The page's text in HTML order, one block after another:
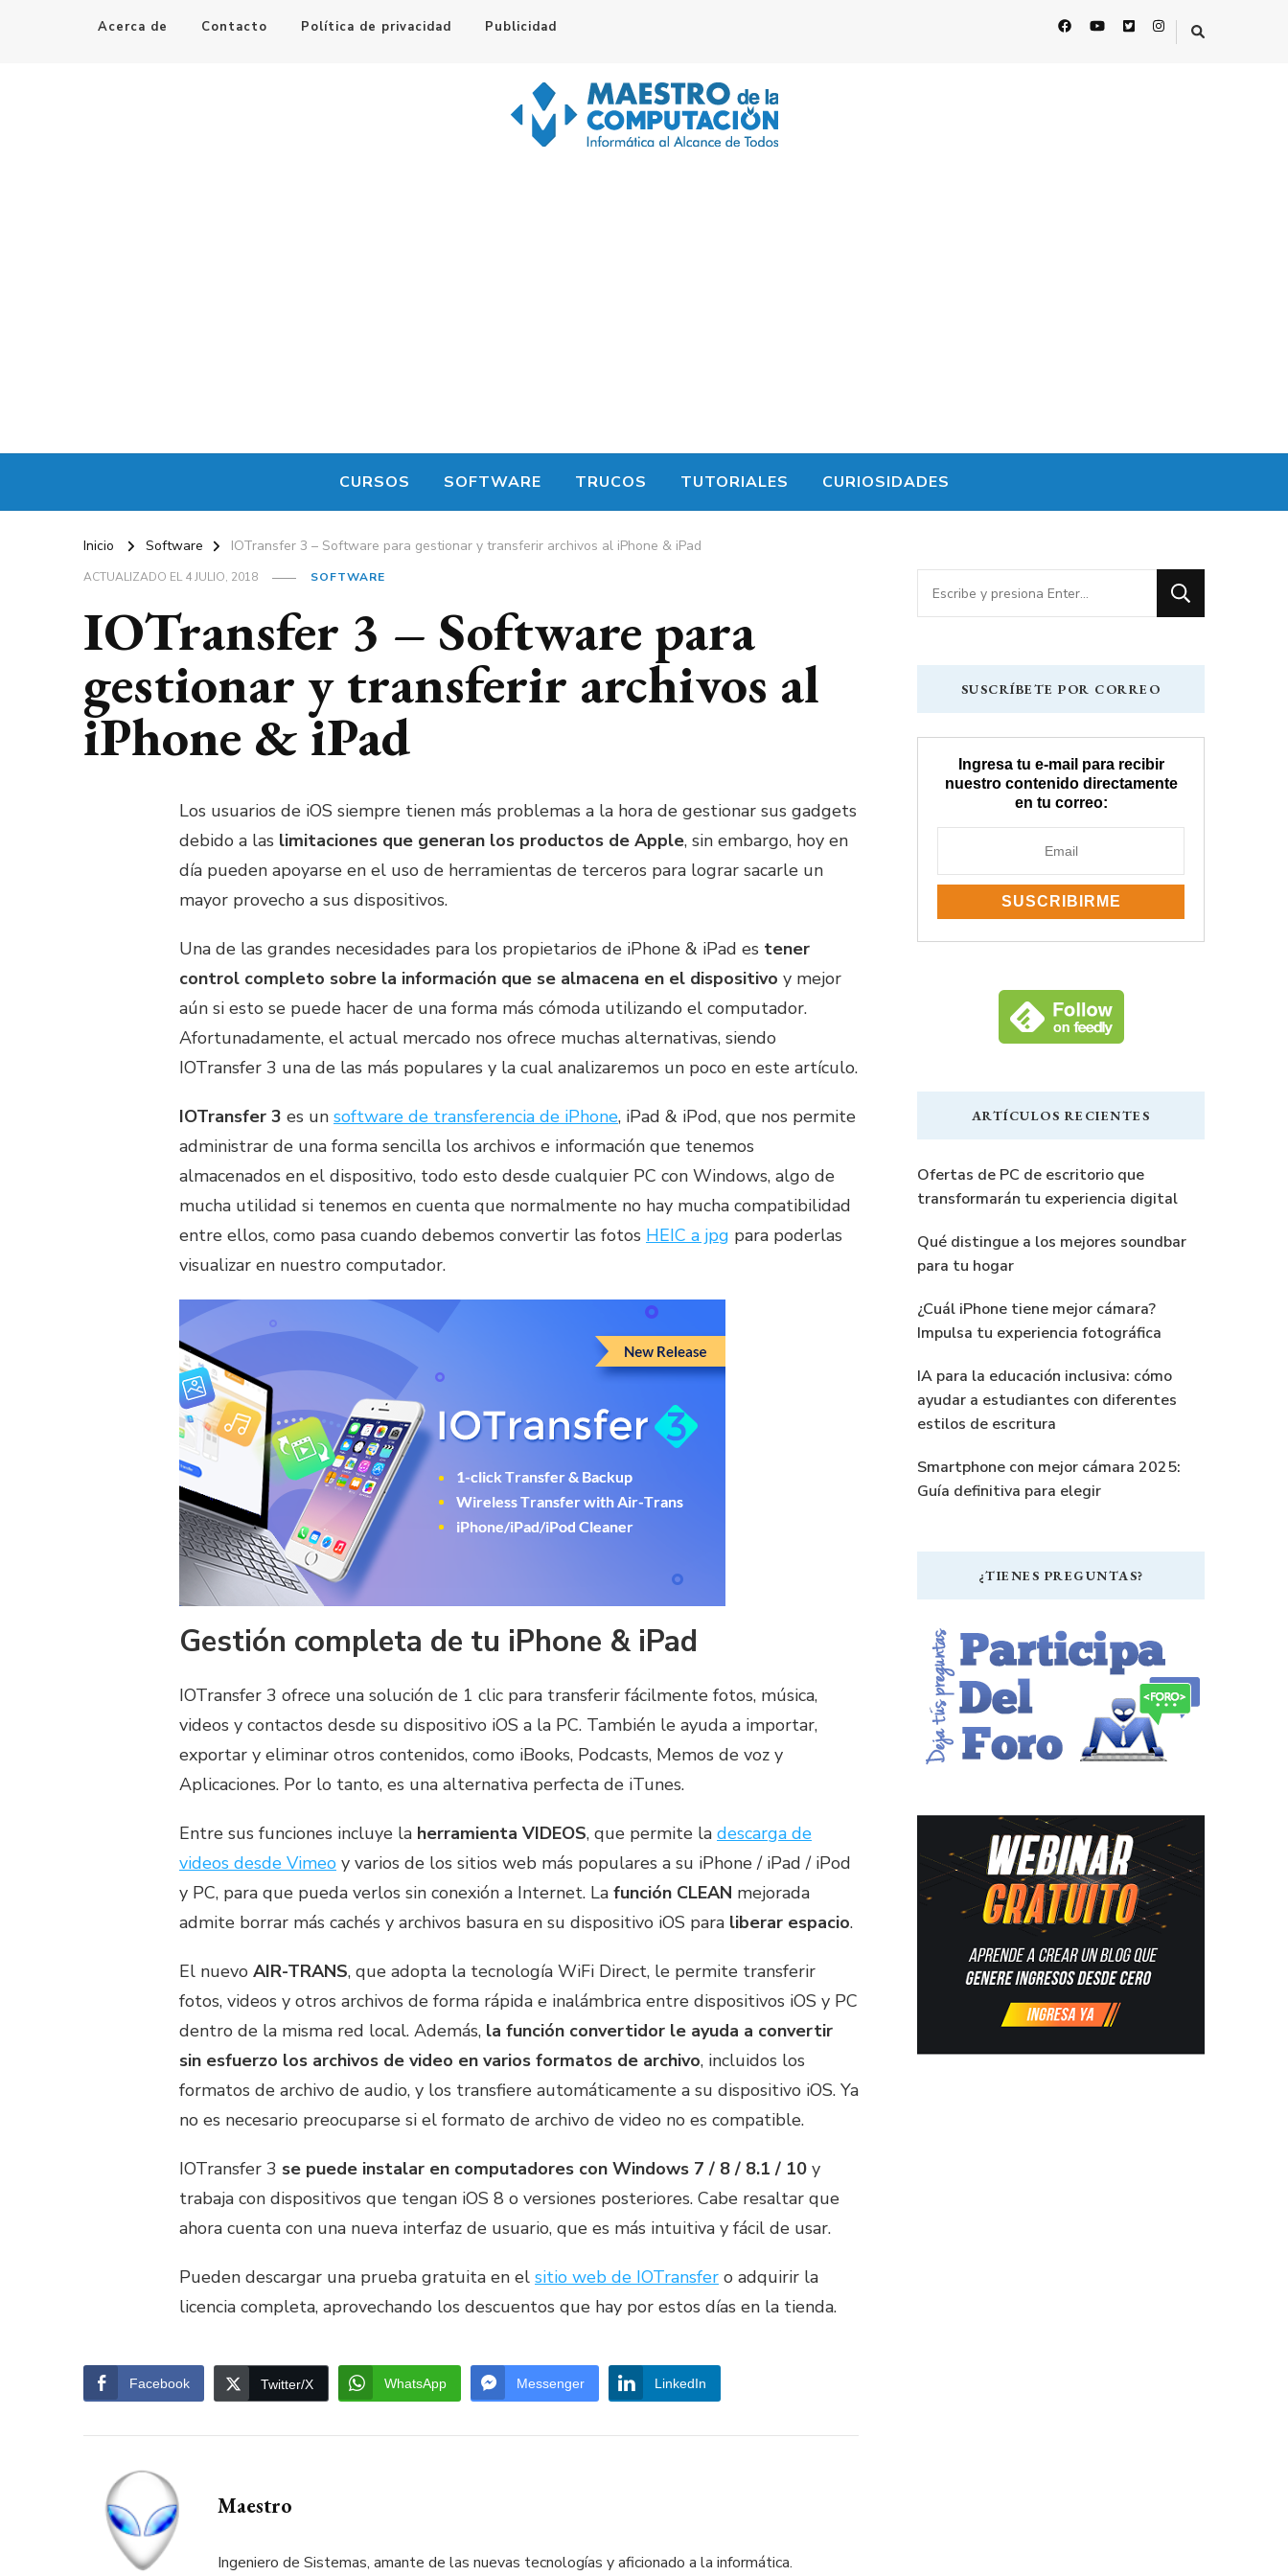
Acerca de Contacto Política de privacidad Publicidad
CURSOS SOFTWARE TRUCOS TUTORIALES CURIOSIDADES
Inicio Software IOTransfer 3 – Software para gestionar y transferir archivos al iPhone & iPad
ACTUALIZADO EL4 JULIO, 2018 SOFTWARE
IOTransfer 3 – Software para
gestionar y transferir archivos al
iPhone & iPad
Los usuarios de iOS siempre tienen más problemas a la hora de gestionar sus gadgets
debido a las limitaciones que generan los productos de Apple, sin embargo, hoy en
día pueden apoyarse en el uso de herramientas de terceros para lograr sacarle un
mayor provecho a sus dispositivos.
Una de las grandes necesidades para los propietarios de iPhone & iPad es tener
control completo sobre la información que se almacena en el dispositivo y mejor
aún si esto se puede hacer de una forma más cómoda utilizando el computador.
Afortunadamente, el actual mercado nos ofrece muchas alternativas, siendo
IOTransfer 3 una de las más populares y la cual analizaremos un poco en este artículo.
IOTransfer 3 es un software de transferencia de iPhone, iPad & iPod, que nos permite
administrar de una forma sencilla los archivos e información que tenemos
almacenados en el dispositivo, todo esto desde cualquier PC con Windows, algo de
mucha utilidad si tenemos en cuenta que normalmente no hay mucha compatibilidad
entre ellos, como pasa cuando debemos convertir las fotos HEIC a jpg para poderlas
visualizar en nuestro computador.
Gestión completa de tu iPhone & iPad
IOTransfer 3 ofrece una solución de 1 clic para transferir fácilmente fotos, música,
videos y contactos desde su dispositivo iOS a la PC. También le ayuda a importar,
exportar y eliminar otros contenidos, como iBooks, Podcasts, Memos de voz y
Aplicaciones. Por lo tanto, es una alternativa perfecta de iTunes.
Entre sus funciones incluye la herramienta VIDEOS, que permite la descarga de
videos desde Vimeo y varios de los sitios web más populares a su iPhone / iPad / iPod
y PC, para que pueda verlos sin conexión a Internet. La función CLEAN mejorada
admite borrar más cachés y archivos basura en su dispositivo iOS para liberar espacio.
El nuevo AIR-TRANS, que adopta la tecnología WiFi Direct, le permite transferir
fotos, videos y otros archivos de forma rápida e inalámbrica entre dispositivos iOS y PC
dentro de la misma red local. Además, la función convertidor le ayuda a convertir
sin esfuerzo los archivos de video en varios formatos de archivo, incluidos los
formatos de archivo de audio, y los transfiere automáticamente a su dispositivo iOS. Ya
no es necesario preocuparse si el formato de archivo de video no es compatible.
IOTransfer 3 se puede instalar en computadores con Windows 7 / 8 / 8.1 / 10 y
trabaja con dispositivos que tengan iOS 8 o versiones posteriores. Cabe resaltar que
ahora cuenta con una nueva interfaz de usuario, que es más intuitiva y fácil de usar.
Pueden descargar una prueba gratuita en el sitio web de IOTransfer o adquirir la
licencia completa, aprovechando los descuentos que hay por estos días en la tienda.
Facebook Twitter/X WhatsApp Messenger LinkedIn
Maestro
Ingeniero de Sistemas, amante de las nuevas tecnologías y aficionado a la informática.
¿Buscas
algo?
SUSCRÍBETE POR CORREO
Ingresa tu e-mail para recibir
nuestro contenido directamente
en tu correo:
ARTÍCULOS RECIENTES
Ofertas de PC de escritorio que
transformarán tu experiencia digital
Qué distingue a los mejores soundbar
para tu hogar
¿Cuál iPhone tiene mejor cámara?
Impulsa tu experiencia fotográfica
IA para la educación inclusiva: cómo
ayudar a estudiantes con diferentes
estilos de escritura
Smartphone con mejor cámara 2025:
Guía definitiva para elegir
¿TIENES PREGUNTAS?